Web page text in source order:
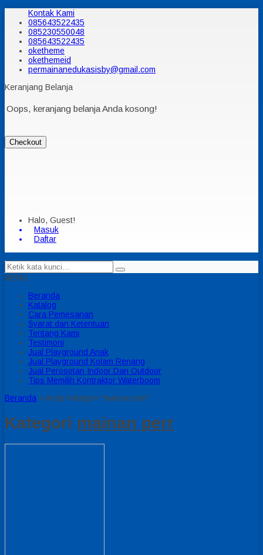
Kontak Kami
085643522435
085230550048
085643522435
oketheme
okethemeid
permainanedukasisby@gmail.com
Keranjang Belanja
Oops, keranjang belanja Anda kosong!
Checkout
Halo, Guest!
Masuk
Daftar
MENU
Beranda
Katalog
Cara Pemesanan
Syarat dan Ketentuan
Tentang Kami
Testimoni
Jual Playground Anak
Jual Playground Kolam Renang
Jual Perosotan Indoor Dan Outdoor
Tips Memilih Kontraktor Waterboom
Beranda »Arsip Kategori "mainan perr"
Kategori mainan perr